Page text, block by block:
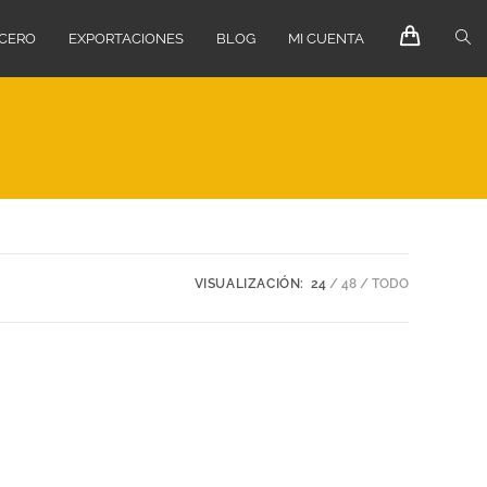
EXPORTACIONES BLOG MI CUENTA
VISUALIZACIÓN: 24 48 TODO